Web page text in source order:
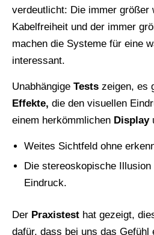
verdeutlicht: Die immer größer
Kabelfreiheit und der immer
machen die Systeme für eine
interessant.
Unabhängige Tests zeigen, es
Effekte, die den visuellen
einem herkömmlichen Display
Weites Sichtfeld ohne
Die stereoskopische
Eindruck.
Der Praxistest hat gezeigt,
dafür, dass bei uns das Gefühl